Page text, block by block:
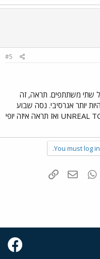
#5
משתתפים. תראה, זה
יותר אגרסיבי. נסה שבוע
ת'ראפיה עם UNREAL TOURNAMENT ואז תראה איזה יופי
You must log
WhatsAppדואר אלקטרוני